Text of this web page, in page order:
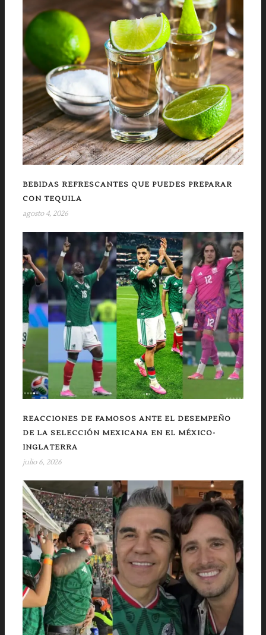
BEBIDAS REFRESCANTES QUE PUEDES PREPARAR
CON TEQUILA
agosto 4, 2026
REACCIONES DE FAMOSOS ANTE EL DESEMPEÑO
DE LA SELECCIÓN MEXICANA EN EL MÉXICO-
INGLATERRA
julio 6, 2026